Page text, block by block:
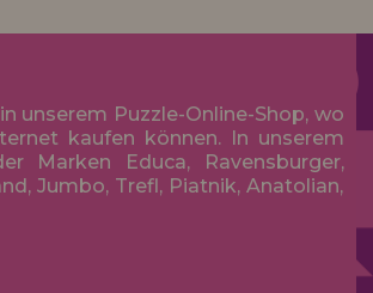
unserem Puzzle-Online-Shop, wo
kaufen können. In unserem
Marken Educa, Ravensburger,
Jumbo, Trefl, Piatnik, Anatolian,